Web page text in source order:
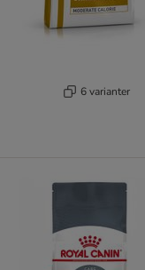
6 varianter